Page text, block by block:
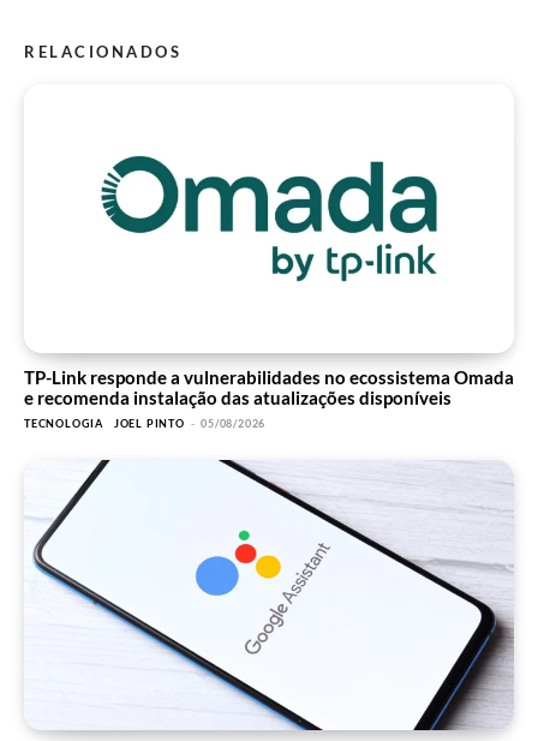
RELACIONADOS
TP-Link responde a vulnerabilidades no ecossistema Omada
e recomenda instalação das atualizações disponíveis
TECNOLOGIA JOEL PINTO - 05/08/2026